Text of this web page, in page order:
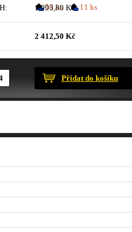
50 ks 11 ks
1 993,80 Kč
2 412,50 Kč
Přidat do košíku